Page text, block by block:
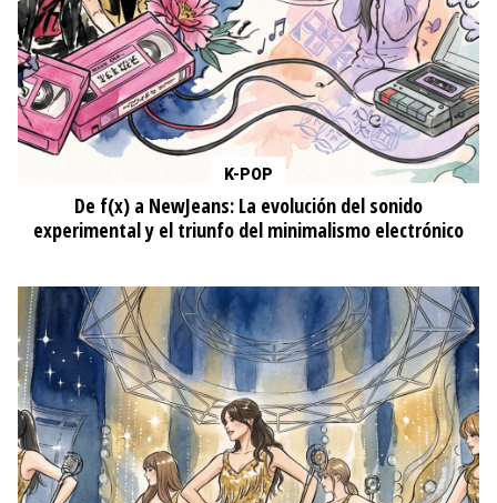
K-POP
De f(x) a NewJeans: La evolución del sonido
experimental y el triunfo del minimalismo electrónico